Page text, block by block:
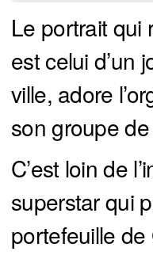
Le portrait qui
est celui d’un
ville, adore
son groupe
C’est loin de
superstar qui
portefeuille